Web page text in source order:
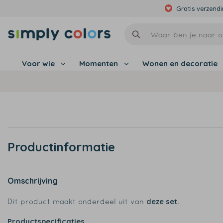
Gratis
Voor wie Momenten Wonen en decoratie
Productinformatie
Omschrijving
Dit product maakt onderdeel uit van deze set.